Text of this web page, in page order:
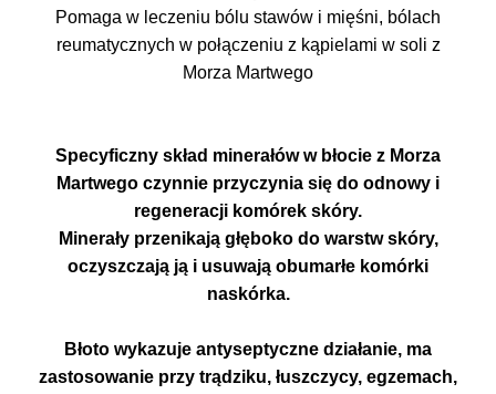
Pomaga w leczeniu bólu stawów i mięśni, bólach
reumatycznych w połączeniu z kąpielami w soli z
Morza Martwego
Specyficzny skład minerałów w błocie z Morza
Martwego czynnie przyczynia się do odnowy i
regeneracji komórek skóry.
Minerały przenikają głęboko do warstw skóry,
oczyszczają ją i usuwają obumarłe komórki
naskórka.
Błoto wykazuje antyseptyczne działanie, ma
zastosowanie przy trądziku, łuszczycy, egzemach,